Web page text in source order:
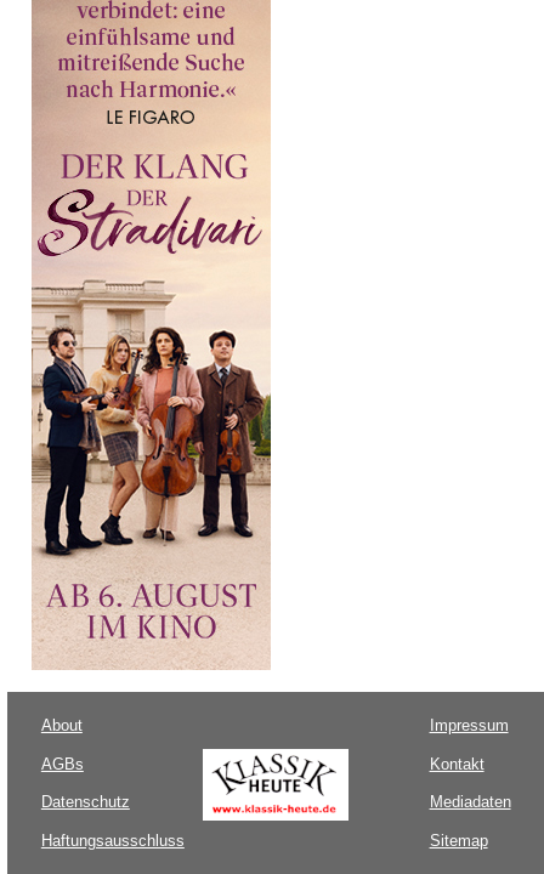
About
AGBs
Datenschutz
Haftungsausschluss
Impressum
Kontakt
Mediadaten
Sitemap